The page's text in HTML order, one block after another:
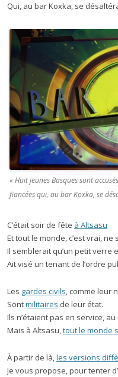
Qui, au bar Koxka, se
« Huit jeunes Basques sont
fiancées qui, au bar Koxka, se
C’était soir de fête à Altsasu
Et tout le monde, c’est vrai,
Il semblerait qu’un petit verre
Ait visé un tenant de l’ordre
Les gardes civils, comme leur
Sontmilitaires de leur état.
Ils n’étaient pas en service,
Mais à Altsasu,tout le monde
À partir de là,les versions
Je vous propose, pour tenter